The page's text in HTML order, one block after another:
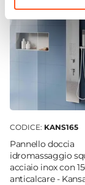
Colore
Cromo
Sgancio
Si - Pulizia
Sistema Di
Cromo
Installazione
Su piatto
CODICE: KANS165
Pannello doccia
idromassaggio
acciaio inox con
anticalcare -